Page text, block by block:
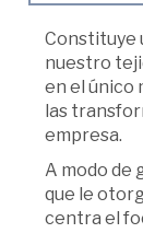
Constituye
nuestro
en el único
las
empresa.
A modo de
que le
centra el